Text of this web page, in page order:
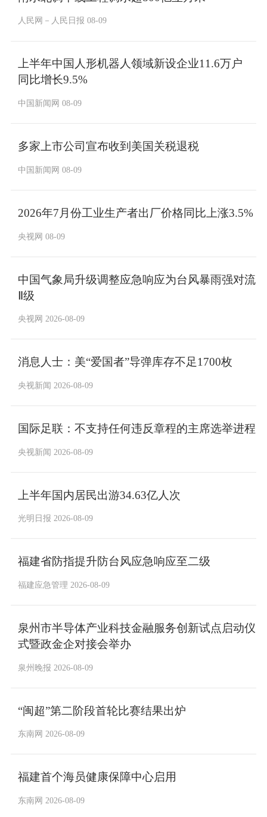
人民网－人民日报 08-09
上半年中国人形机器人领域新设企业11.6万户
同比增长9.5%
中国新闻网 08-09
多家上市公司宣布收到美国关税退税
中国新闻网 08-09
2026年7月份工业生产者出厂价格同比上涨3.5%
央视网 08-09
中国气象局升级调整应急响应为台风暴雨强对流
Ⅱ级
央视网 2026-08-09
消息人士：美“爱国者”导弹库存不足1700枚
央视新闻 2026-08-09
国际足联：不支持任何违反章程的主席选举进程
央视新闻 2026-08-09
上半年国内居民出游34.63亿人次
光明日报 2026-08-09
福建省防指提升防台风应急响应至二级
福建应急管理 2026-08-09
泉州市半导体产业科技金融服务创新试点启动仪
式暨政金企对接会举办
泉州晚报 2026-08-09
“闽超”第二阶段首轮比赛结果出炉
东南网 2026-08-09
福建首个海员健康保障中心启用
东南网 2026-08-09